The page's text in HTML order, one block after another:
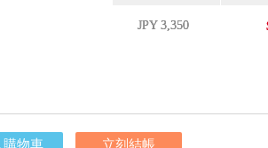
JPY 3,350
購物車 立刻結帳